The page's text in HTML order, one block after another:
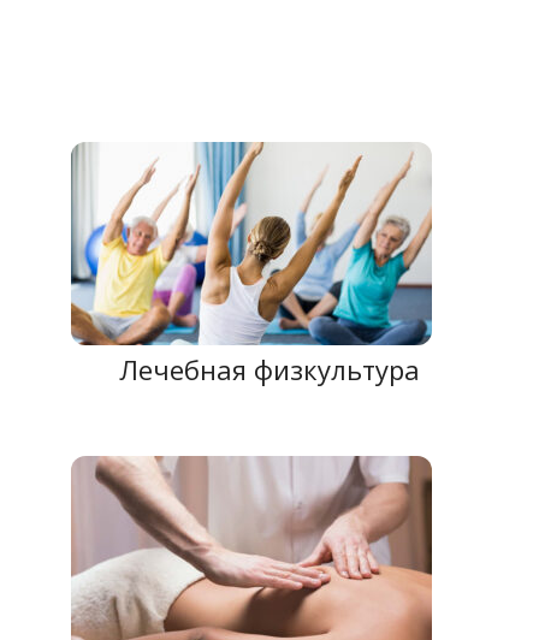
Лечебная физкультура